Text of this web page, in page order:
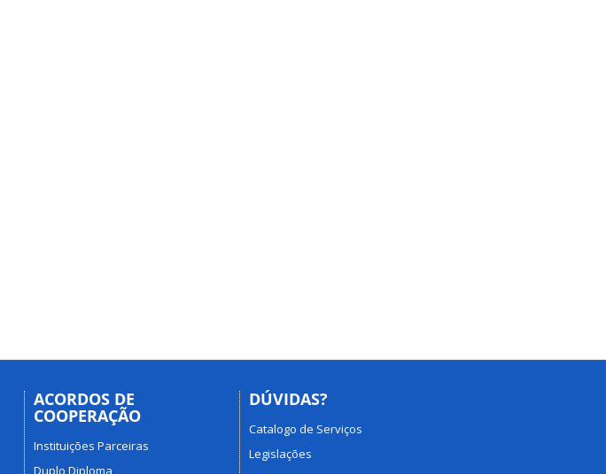
ACORDOS DE
COOPERAÇÃO
Instituições Parceiras
Duplo Diploma
DÚVIDAS?
Catalogo de Serviços
Legislações